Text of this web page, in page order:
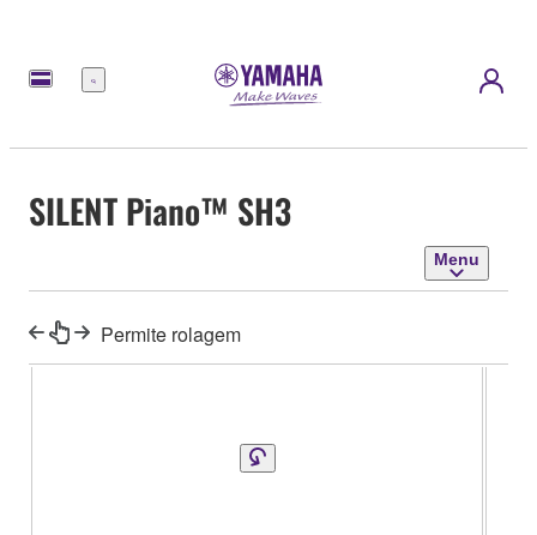
Menu
SILENT Piano™ SH3
Menu
Permite rolagem